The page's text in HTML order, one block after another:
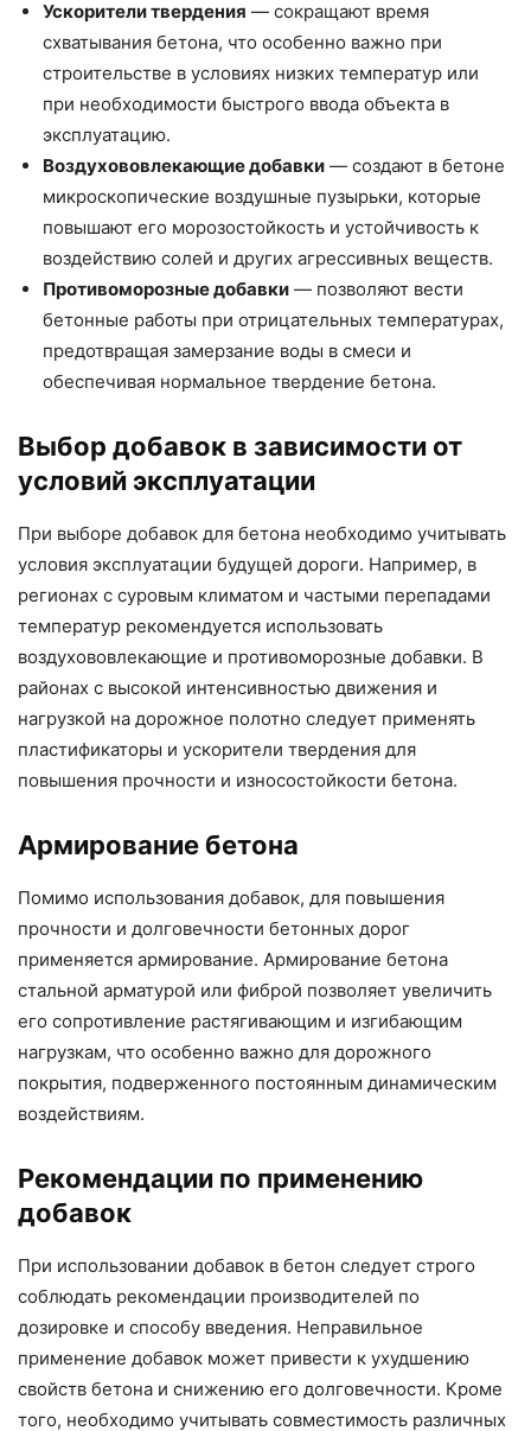
Ускорители твердения — сокращают время
схватывания бетона, что особенно важно при
строительстве в условиях низких температур или
при необходимости быстрого ввода объекта в
эксплуатацию.
Воздухововлекающие добавки — создают в бетоне
микроскопические воздушные пузырьки, которые
повышают его морозостойкость и устойчивость к
воздействию солей и других агрессивных веществ.
Противоморозные добавки — позволяют вести
бетонные работы при отрицательных температурах,
предотвращая замерзание воды в смеси и
обеспечивая нормальное твердение бетона.
Выбор добавок в зависимости от
условий эксплуатации
При выборе добавок для бетона необходимо учитывать
условия эксплуатации будущей дороги. Например, в
регионах с суровым климатом и частыми перепадами
температур рекомендуется использовать
воздухововлекающие и противоморозные добавки. В
районах с высокой интенсивностью движения и
нагрузкой на дорожное полотно следует применять
пластификаторы и ускорители твердения для
повышения прочности и износостойкости бетона.
Армирование бетона
Помимо использования добавок, для повышения
прочности и долговечности бетонных дорог
применяется армирование. Армирование бетона
стальной арматурой или фиброй позволяет увеличить
его сопротивление растягивающим и изгибающим
нагрузкам, что особенно важно для дорожного
покрытия, подверженного постоянным динамическим
воздействиям.
Рекомендации по применению
добавок
При использовании добавок в бетон следует строго
соблюдать рекомендации производителей по
дозировке и способу введения. Неправильное
применение добавок может привести к ухудшению
свойств бетона и снижению его долговечности. Кроме
того, необходимо учитывать совместимость различных